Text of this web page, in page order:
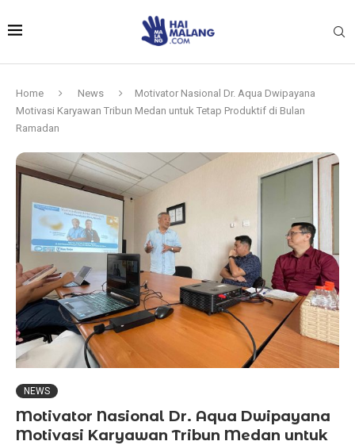
Home News
Motivator Nasional Dr. Aqua Dwipayana
Motivasi Karyawan Tribun Medan untuk Tetap Produktif di Bulan
Ramadan
NEWS
Motivator Nasional Dr. Aqua Dwipayana
Motivasi Karyawan Tribun Medan untuk